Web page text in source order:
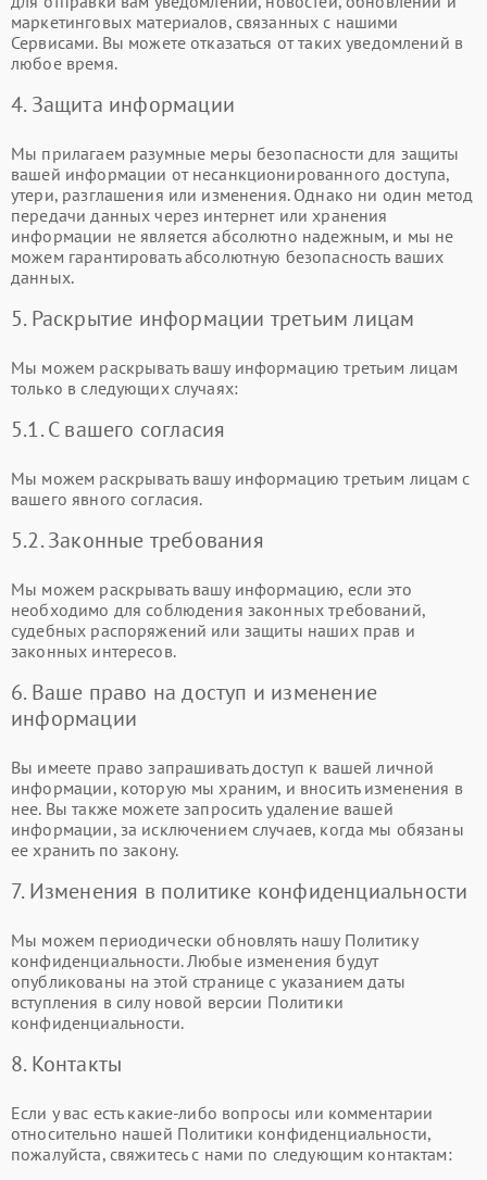
маркетинговых материалов, связанных с нашими
Сервисами. Вы можете отказаться от таких уведомлений в
любое время.
4. Защита информации
Мы прилагаем разумные меры безопасности для защиты
вашей информации от несанкционированного доступа,
утери, разглашения или изменения. Однако ни один метод
передачи данных через интернет или хранения
информации не является абсолютно надежным, и мы не
можем гарантировать абсолютную безопасность ваших
данных.
5. Раскрытие информации третьим лицам
Мы можем раскрывать вашу информацию третьим лицам
только в следующих случаях:
5.1. С вашего согласия
Мы можем раскрывать вашу информацию третьим лицам с
вашего явного согласия.
5.2. Законные требования
Мы можем раскрывать вашу информацию, если это
необходимо для соблюдения законных требований,
судебных распоряжений или защиты наших прав и
законных интересов.
6. Ваше право на доступ и изменение
информации
Вы имеете право запрашивать доступ к вашей личной
информации, которую мы храним, и вносить изменения в
нее. Вы также можете запросить удаление вашей
информации, за исключением случаев, когда мы обязаны
ее хранить по закону.
7. Изменения в политике конфиденциальности
Мы можем периодически обновлять нашу Политику
конфиденциальности. Любые изменения будут
опубликованы на этой странице с указанием даты
вступления в силу новой версии Политики
конфиденциальности.
8. Контакты
Если у вас есть какие-либо вопросы или комментарии
относительно нашей Политики конфиденциальности,
пожалуйста, свяжитесь с нами по следующим контактам: